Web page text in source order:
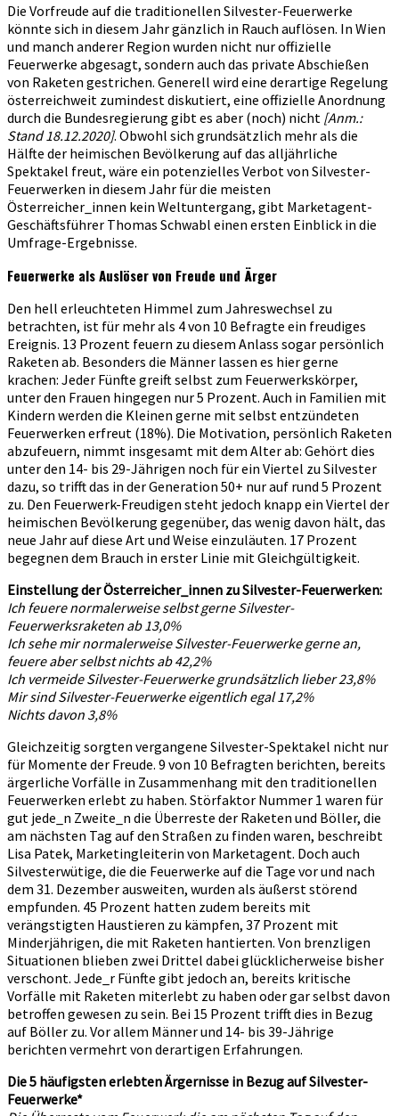
Die Vorfreude auf die traditionellen Silvester-Feuerwerke
könnte sich in diesem Jahr gänzlich in Rauch auflösen. In Wien
und manch anderer Region wurden nicht nur offizielle
Feuerwerke abgesagt, sondern auch das private Abschießen
von Raketen gestrichen. Generell wird eine derartige Regelung
österreichweit zumindest diskutiert, eine offizielle Anordnung
durch die Bundesregierung gibt es aber (noch) nicht [Anm.:
Stand 18.12.2020]. Obwohl sich grundsätzlich mehr als die
Hälfte der heimischen Bevölkerung auf das alljährliche
Spektakel freut, wäre ein potenzielles Verbot von Silvester-
Feuerwerken in diesem Jahr für die meisten
Österreicher_innen kein Weltuntergang, gibt Marketagent-
Geschäftsführer Thomas Schwabl einen ersten Einblick in die
Umfrage-Ergebnisse.
Feuerwerke als Auslöser von Freude und Ärger
Den hell erleuchteten Himmel zum Jahreswechsel zu
betrachten, ist für mehr als 4 von 10 Befragte ein freudiges
Ereignis. 13 Prozent feuern zu diesem Anlass sogar persönlich
Raketen ab. Besonders die Männer lassen es hier gerne
krachen: Jeder Fünfte greift selbst zum Feuerwerkskörper,
unter den Frauen hingegen nur 5 Prozent. Auch in Familien mit
Kindern werden die Kleinen gerne mit selbst entzündeten
Feuerwerken erfreut (18%). Die Motivation, persönlich Raketen
abzufeuern, nimmt insgesamt mit dem Alter ab: Gehört dies
unter den 14- bis 29-Jährigen noch für ein Viertel zu Silvester
dazu, so trifft das in der Generation 50+ nur auf rund 5 Prozent
zu. Den Feuerwerk-Freudigen steht jedoch knapp ein Viertel der
heimischen Bevölkerung gegenüber, das wenig davon hält, das
neue Jahr auf diese Art und Weise einzuläuten. 17 Prozent
begegnen dem Brauch in erster Linie mit Gleichgültigkeit.
Einstellung der Österreicher_innen zu Silvester-Feuerwerken:
Ich feuere normalerweise selbst gerne Silvester-
Feuerwerksraketen ab 13,0%
Ich sehe mir normalerweise Silvester-Feuerwerke gerne an,
feuere aber selbst nichts ab 42,2%
Ich vermeide Silvester-Feuerwerke grundsätzlich lieber 23,8%
Mir sind Silvester-Feuerwerke eigentlich egal 17,2%
Nichts davon 3,8%
Gleichzeitig sorgten vergangene Silvester-Spektakel nicht nur
für Momente der Freude. 9 von 10 Befragten berichten, bereits
ärgerliche Vorfälle in Zusammenhang mit den traditionellen
Feuerwerken erlebt zu haben. Störfaktor Nummer 1 waren für
gut jede_n Zweite_n die Überreste der Raketen und Böller, die
am nächsten Tag auf den Straßen zu finden waren, beschreibt
Lisa Patek, Marketingleiterin von Marketagent. Doch auch
Silvesterwütige, die die Feuerwerke auf die Tage vor und nach
dem 31. Dezember ausweiten, wurden als äußerst störend
empfunden. 45 Prozent hatten zudem bereits mit
verängstigten Haustieren zu kämpfen, 37 Prozent mit
Minderjährigen, die mit Raketen hantierten. Von brenzligen
Situationen blieben zwei Drittel dabei glücklicherweise bisher
verschont. Jede_r Fünfte gibt jedoch an, bereits kritische
Vorfälle mit Raketen miterlebt zu haben oder gar selbst davon
betroffen gewesen zu sein. Bei 15 Prozent trifft dies in Bezug
auf Böller zu. Vor allem Männer und 14- bis 39-Jährige
berichten vermehrt von derartigen Erfahrungen.
Die 5 häufigsten erlebten Ärgernisse in Bezug auf Silvester-
Feuerwerke*